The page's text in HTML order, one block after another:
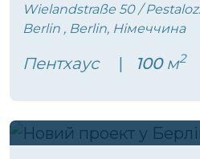
Wielandstraße 50 /
Berlin , Berlin, Німеччина
Пентхаус 100м2